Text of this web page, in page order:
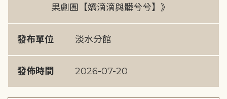
果劇團【嬌滴滴與髒兮兮】》
發布單位 淡水分館
發佈時間 2026-07-20